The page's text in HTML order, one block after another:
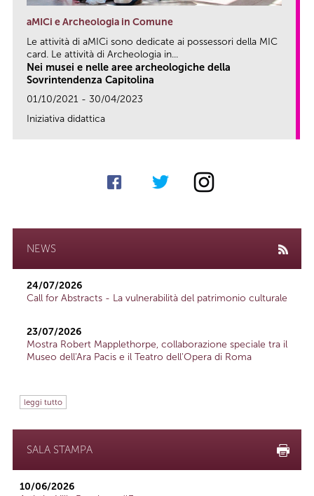
aMICi e Archeologia in Comune
Le attività di aMICi sono dedicate ai possessori della MIC
card. Le attività di Archeologia in...
Nei musei e nelle aree archeologiche della
Sovrintendenza Capitolina
01/10/2021 - 30/04/2023
Iniziativa didattica
NEWS
24/07/2026
Call for Abstracts - La vulnerabilità del patrimonio culturale
23/07/2026
Mostra Robert Mapplethorpe, collaborazione speciale tra il
Museo dell'Ara Pacis e il Teatro dell'Opera di Roma
leggi tutto
SALA STAMPA
10/06/2026